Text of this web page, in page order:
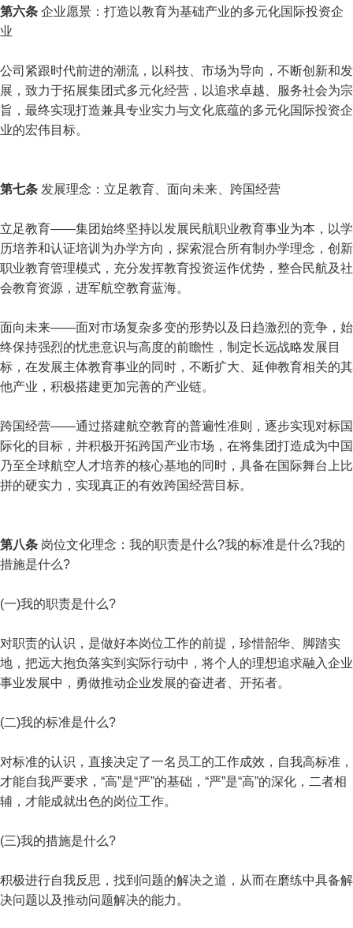
第六条 企业愿景：打造以教育为基础产业的多元化国际投资企
业
公司紧跟时代前进的潮流，以科技、市场为导向，不断创新和发
展，致力于拓展集团式多元化经营，以追求卓越、服务社会为宗
旨，最终实现打造兼具专业实力与文化底蕴的多元化国际投资企
业的宏伟目标。
第七条 发展理念：立足教育、面向未来、跨国经营
立足教育——集团始终坚持以发展民航职业教育事业为本，以学
历培养和认证培训为办学方向，探索混合所有制办学理念，创新
职业教育管理模式，充分发挥教育投资运作优势，整合民航及社
会教育资源，进军航空教育蓝海。
面向未来——面对市场复杂多变的形势以及日趋激烈的竞争，始
终保持强烈的忧患意识与高度的前瞻性，制定长远战略发展目
标，在发展主体教育事业的同时，不断扩大、延伸教育相关的其
他产业，积极搭建更加完善的产业链。
跨国经营——通过搭建航空教育的普遍性准则，逐步实现对标国
际化的目标，并积极开拓跨国产业市场，在将集团打造成为中国
乃至全球航空人才培养的核心基地的同时，具备在国际舞台上比
拼的硬实力，实现真正的有效跨国经营目标。
第八条 岗位文化理念：我的职责是什么?我的标准是什么?我的
措施是什么?
(一)我的职责是什么?
对职责的认识，是做好本岗位工作的前提，珍惜韶华、脚踏实
地，把远大抱负落实到实际行动中，将个人的理想追求融入企业
事业发展中，勇做推动企业发展的奋进者、开拓者。
(二)我的标准是什么?
对标准的认识，直接决定了一名员工的工作成效，自我高标准，
才能自我严要求，“高”是“严”的基础，“严”是“高”的深化，二者相
辅，才能成就出色的岗位工作。
(三)我的措施是什么?
积极进行自我反思，找到问题的解决之道，从而在磨练中具备解
决问题以及推动问题解决的能力。